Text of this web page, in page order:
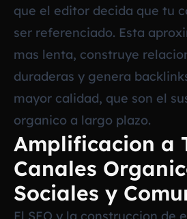
que el editor decida que tu
ser referenciado. Esta
mas lenta, construye
duraderas y genera
mayor calidad, que son el
organico a largo plazo.
Amplificacion a
Canales
Sociales y
El SEO y la construccion de